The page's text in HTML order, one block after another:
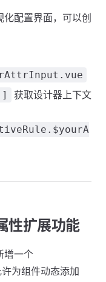
配置界面，可以创
获取设计器上下文
性扩展功能
增一个
为组件动态添加